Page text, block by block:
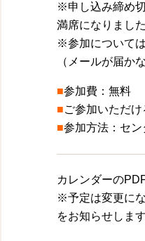
※申し込み締め
満席になりまし
※参加について
（メールが届か
■参加費：無料
■ご参加いただ
■参加方法：セ
カレンダーの
※予定は変更に
をお知らせします